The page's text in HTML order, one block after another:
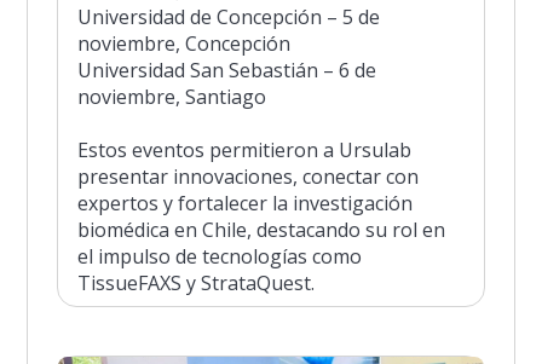
Universidad de Concepción – 5 de
noviembre, Concepción
Universidad San Sebastián – 6 de
noviembre, Santiago
Estos eventos permitieron a Ursulab
presentar innovaciones, conectar con
expertos y fortalecer la investigación
biomédica en Chile, destacando su rol en
el impulso de tecnologías como
TissueFAXS y StrataQuest.